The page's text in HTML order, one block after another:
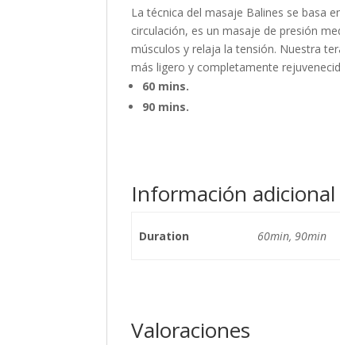
La técnica del masaje Balines se basa
circulación, es un masaje de presión
músculos y relaja la tensión. Nuestra
más ligero y completamente
60 mins.
90 mins.
Información adicional
Duration 60min, 90min
Valoraciones